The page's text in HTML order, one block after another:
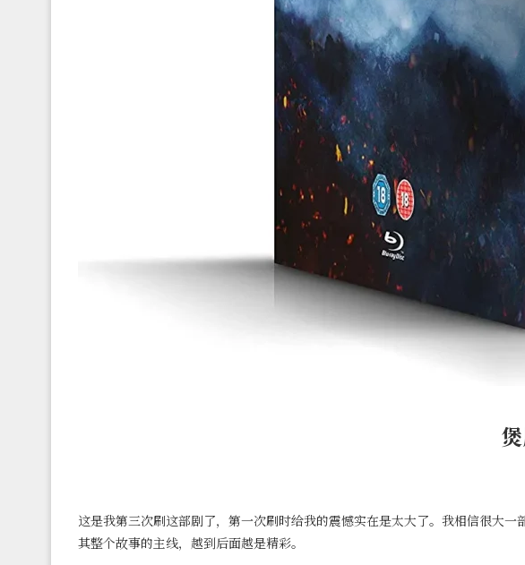
这是我第三次刷这部剧了，第一次刷时给我的震憾实在是太大了。我相信很大
其整个故事的主线，越到后面越是精彩。